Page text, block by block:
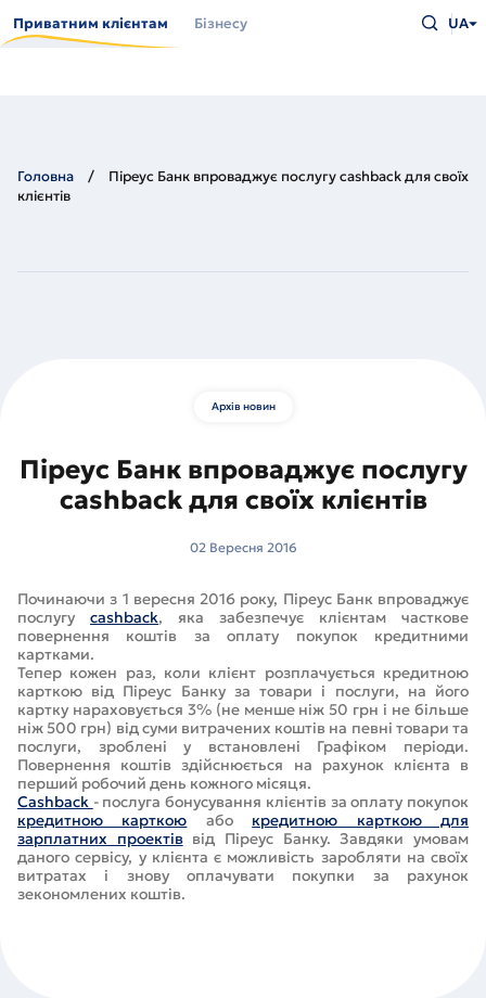
до
основного
Приватним клієнтам Бізнесу
що
UA
Головна
Піреус Банк впроваджує послугу cashback для своїх
клієнтів
Архів новин
Піреус Банк впроваджує послугу
cashback для своїх клієнтів
02 Вересня 2016
Починаючи з 1 вересня 2016 року, Піреус Банк впроваджує
послугу сashback, яка забезпечує клієнтам часткове
повернення коштів за оплату покупок кредитними
картками.
Тепер кожен раз, коли клієнт розплачується кредитною
карткою від Піреус Банку за товари і послуги, на його
картку нараховується 3% (не менше ніж 50 грн і не більше
ніж 500 грн) від суми витрачених коштів на певні товари та
послуги, зроблені у встановлені Графіком періоди.
Повернення коштів здійснюється на рахунок клієнта в
перший робочий день кожного місяця.
Cashback - послуга бонусування клієнтів за оплату покупок
кредитною карткою або кредитною карткою для
зарплатних проектіввід Піреус Банку. Завдяки умовам
даного сервісу, у клієнта є можливість заробляти на своїх
витратах і знову оплачувати покупки за рахунок
зекономлених коштів.